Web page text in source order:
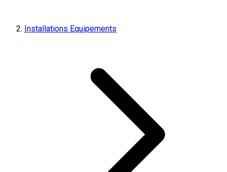
Installations Equipements